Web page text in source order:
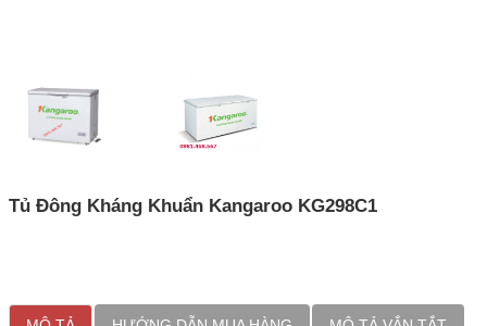
Tủ Đông Kháng Khuẩn Kangaroo KG298C1